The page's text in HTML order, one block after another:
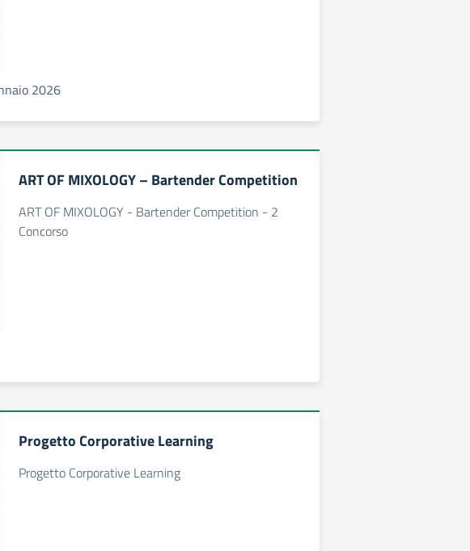
2026
ART OF MIXOLOGY – Bartender Competition
ART OF MIXOLOGY - Bartender Competition - 2
Concorso
Progetto Corporative Learning
Progetto Corporative Learning